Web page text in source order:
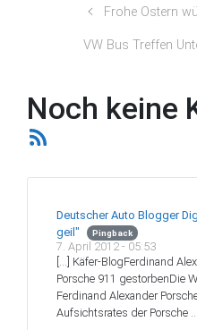
Frohe Ostern
VW Bus Treffen
Noch keine
Deutscher Auto Blogger
geil"
Pingback
7. April 2012 - 05:53
[…] Käfer-BlogFerdinand
Porsche 911 gestorbenDie
Ferdinand Alexander
Aufsichtsrates der Porsche